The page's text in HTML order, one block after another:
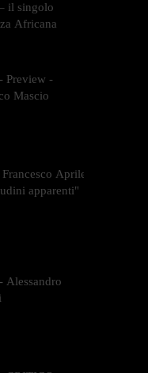
il singolo
Africana
Preview -
Mascio
Aprile -
apparenti"
Alessandro